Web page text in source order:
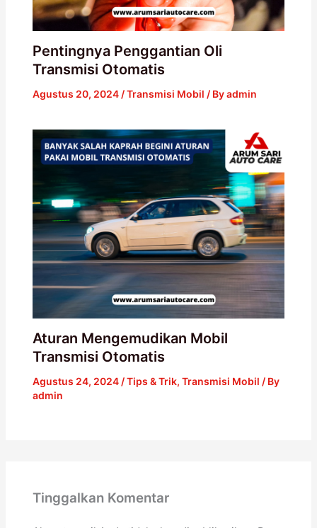
Pentingnya Penggantian Oli
Transmisi Otomatis
Agustus 20, 2024 /Transmisi Mobil / Byadmin
Aturan Mengemudikan Mobil
Transmisi Otomatis
Agustus 24, 2024 /Tips & Trik, Transmisi Mobil / By
admin
Tinggalkan Komentar